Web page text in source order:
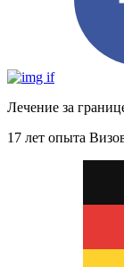
Лечение за
17 лет опыта